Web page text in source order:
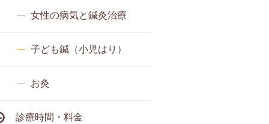
女性の病気と鍼灸治療
子ども鍼（小児はり）
お灸
診療時間・料金